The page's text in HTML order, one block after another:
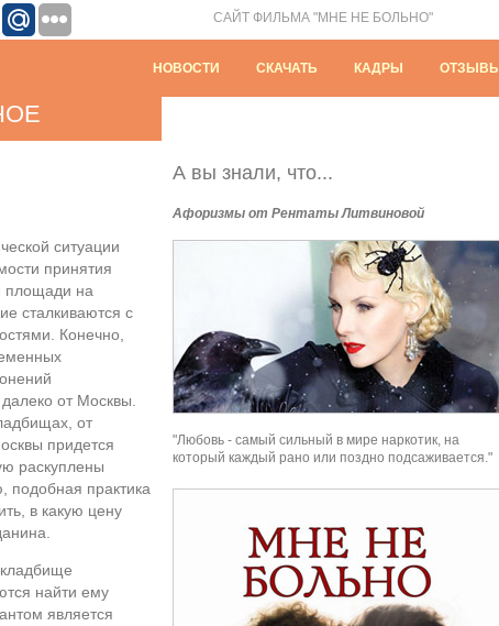
САЙТ ФИЛЬМА "МНЕ НЕ БОЛЬНО"
НОВОСТИ СКАЧАТЬ КАДРЫ ОТЗЫВЫ
ситуации
принятия
площади на
сталкиваются с
Конечно,
от Москвы.
от
придется
раскуплены
подобная практика
в какую цену
найти ему
является
А вы знали, что...
Афоризмы от Рентаты Литвиновой
"Любовь - самый сильный в мире наркотик, на
который каждый рано или поздно подсаживается."